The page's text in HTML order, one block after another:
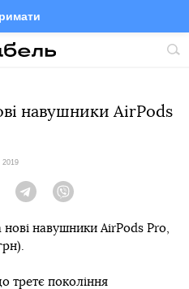
TelegramTwitter
навушники AirPods
2019
Twitter Telegram
навушники AirPods Pro,
третє покоління